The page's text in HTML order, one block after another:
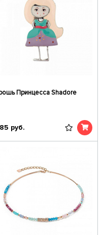
Принцесса Shadore
руб.